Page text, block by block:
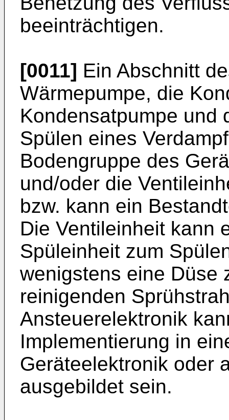
beeinträchtigen.
[0011] Ein Abschnitt
Wärmepumpe, die
Kondensatpumpe und
Spülen eines
Bodengruppe des
und/oder die
bzw. kann ein
Die Ventileinheit kann
Spüleinheit zum
wenigstens eine Düse
reinigenden
Ansteuerelektronik
Implementierung in
Geräteelektronik oder
ausgebildet sein.